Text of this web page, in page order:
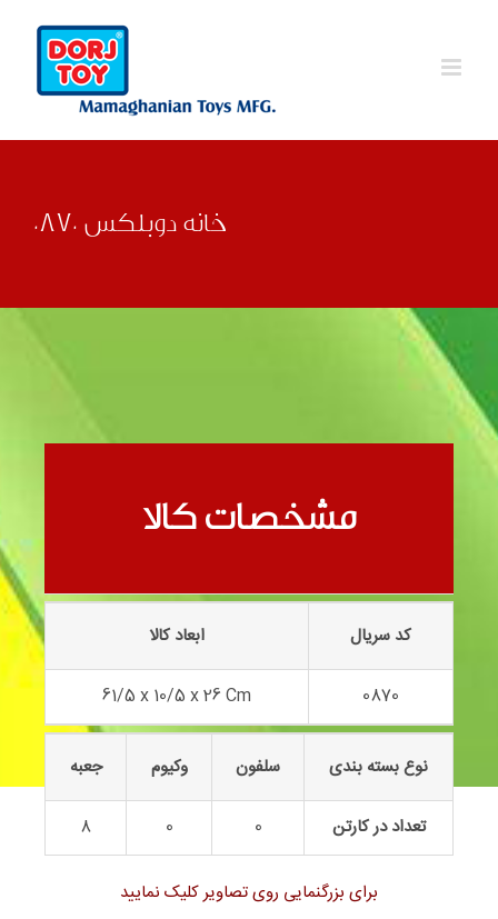
content
خانه دوبلکس 0870
خانه دوبلکس 0870مشخصات کالا
کد سریال ابعاد کالا
0870
61/5 x 10/5 x 26 Cm
نوع بسته بندی سلفون وکیوم جعبه
تعداد در کارتن 0
0
8
برای بزرگنمایی روی تصاویر کلیک نمایید